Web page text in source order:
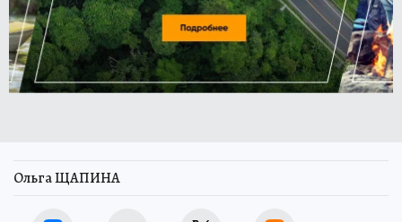
Ольга ЩАПИНА